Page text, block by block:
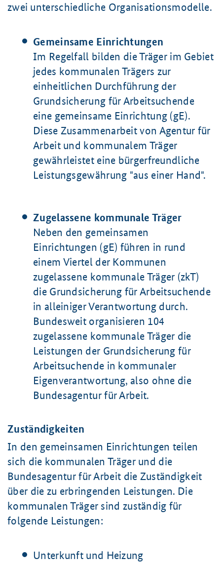
zwei unterschiedliche Organisationsmodelle.
Gemeinsame Einrichtungen
Im Regelfall bilden die Träger im Gebiet
jedes kommunalen Trägers zur
einheitlichen Durchführung der
Grundsicherung für Arbeitsuchende
eine gemeinsame Einrichtung (gE).
Diese Zusammenarbeit von Agentur für
Arbeit und kommunalem Träger
gewährleistet eine bürgerfreundliche
Leistungsgewährung "aus einer Hand".
Zugelassene kommunale Träger
Neben den gemeinsamen
Einrichtungen (gE) führen in rund
einem Viertel der Kommunen
zugelassene kommunale Träger (zkT)
die Grundsicherung für Arbeitsuchende
in alleiniger Verantwortung durch.
Bundesweit organisieren 104
zugelassene kommunale Träger die
Leistungen der Grundsicherung für
Arbeitsuchende in kommunaler
Eigenverantwortung, also ohne die
Bundesagentur für Arbeit.
Zuständigkeiten
In den gemeinsamen Einrichtungen teilen
sich die kommunalen Träger und die
Bundesagentur für Arbeit die Zuständigkeit
über die zu erbringenden Leistungen. Die
kommunalen Träger sind zuständig für
folgende Leistungen:
Unterkunft und Heizung